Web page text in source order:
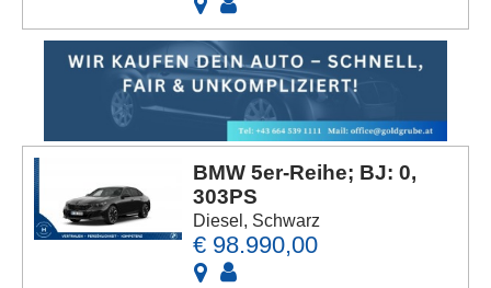
BMW 5er-Reihe; BJ: 0,
303PS
Diesel, Schwarz
€ 98.990,00